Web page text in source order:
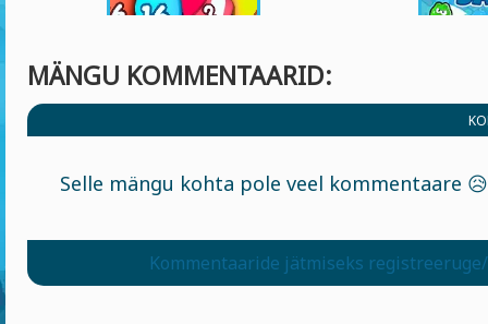
MÄNGU KOMMENTAARID:
Selle mängu kohta pole veel kommentaare
Kommentaaride jätmiseks